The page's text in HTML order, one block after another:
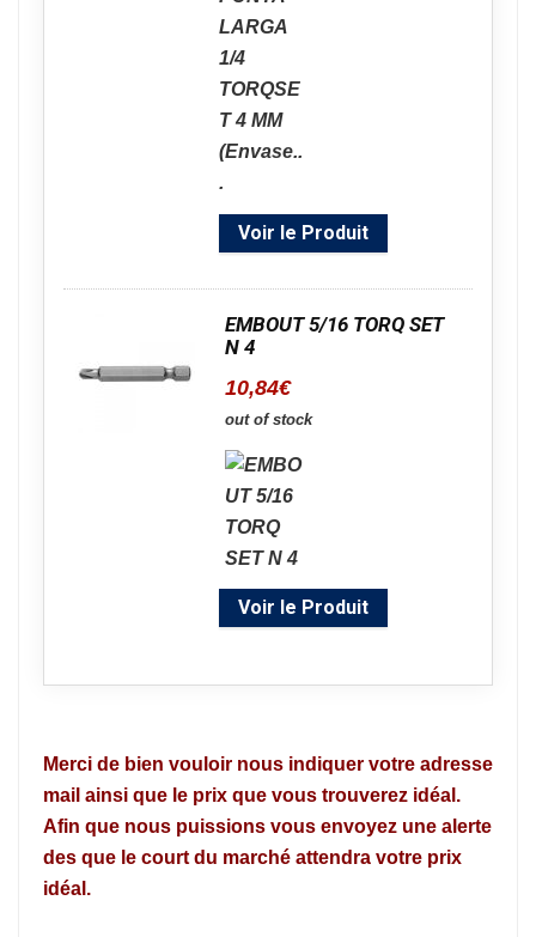
Voir le Produit
EMBOUT 5/16 TORQ SET
N 4
10,84€
out of stock
Voir le Produit
Merci de bien vouloir nous indiquer votre adresse
mail ainsi que le prix que vous trouverez idéal.
Afin que nous puissions vous envoyez une alerte
des que le court du marché attendra votre prix
idéal.